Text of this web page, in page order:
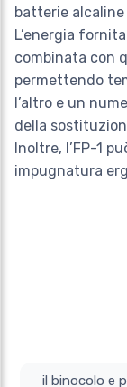
batterie alcaline
L’energia
combinata con
permettendo
l’altro e un
della
Inoltre, l’FP-1
impugnatura
il binocolo e perfetto si vede